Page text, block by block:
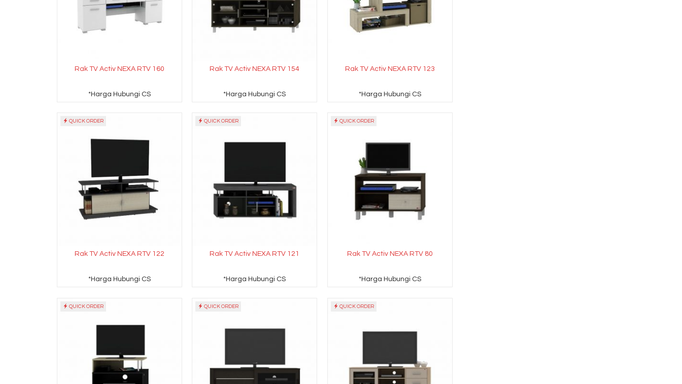
Rak TV Activ NEXA RTV 160
*Harga Hubungi CS
Rak TV Activ NEXA RTV 154
*Harga Hubungi CS
Rak TV Activ NEXA RTV 123
*Harga Hubungi CS
QUICK ORDER
Rak TV Activ NEXA RTV 122
*Harga Hubungi CS
QUICK ORDER
Rak TV Activ NEXA RTV 121
*Harga Hubungi CS
QUICK ORDER
Rak TV Activ NEXA RTV 80
*Harga Hubungi CS
QUICK ORDER QUICK ORDER QUICK ORDER